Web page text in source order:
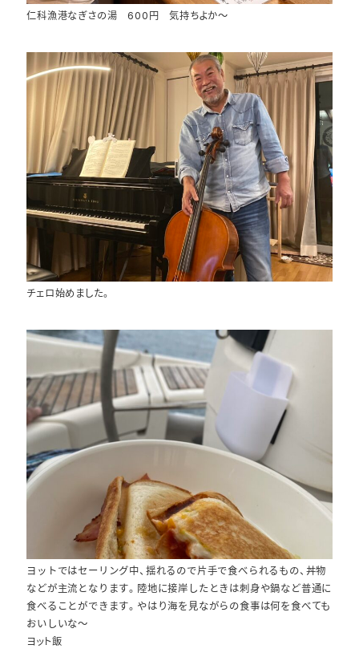
仁科漁港なぎさの湯 600円 気持ちよか～
チェロ始めました。
ヨット飯
ヨットではセーリング中、揺れるので片手で食べられるもの、丼物
などが主流となります。陸地に接岸したときは刺身や鍋など普通に
食べることができます。やはり海を見ながらの食事は何を食べても
おいしいな～